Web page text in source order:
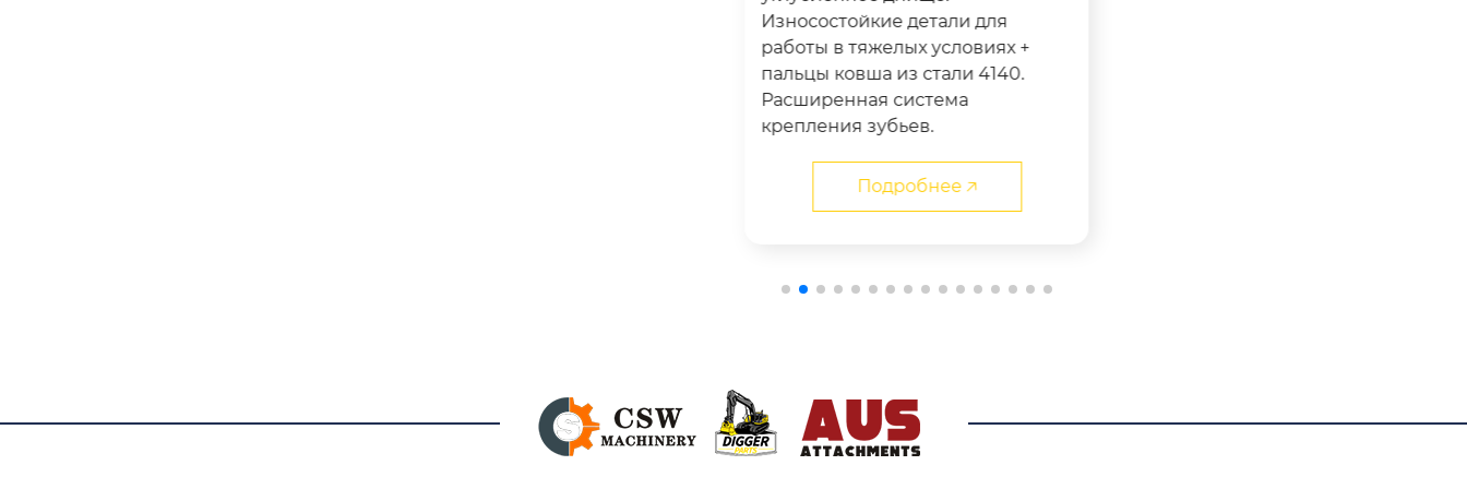
Износостойкие детали для
работы в тяжелых условиях +
пальцы ковша из стали 4140.
Расширенная система
крепления зубьев.
Подробнее 🡥